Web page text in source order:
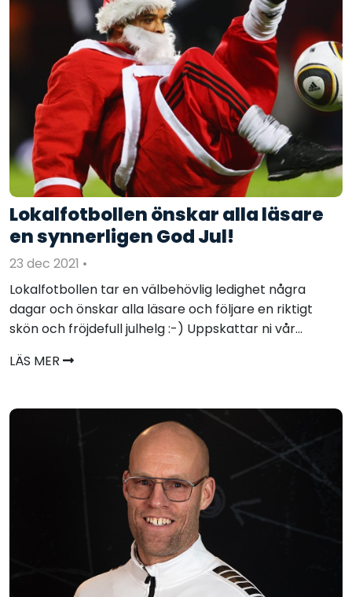
Lokalfotbollen önskar alla läsare
en synnerligen God Jul!
23 dec 2021 •
Lokalfotbollen tar en välbehövlig ledighet några
dagar och önskar alla läsare och följare en riktigt
skön och fröjdefull julhelg :-) Uppskattar ni vår...
LÄS MER